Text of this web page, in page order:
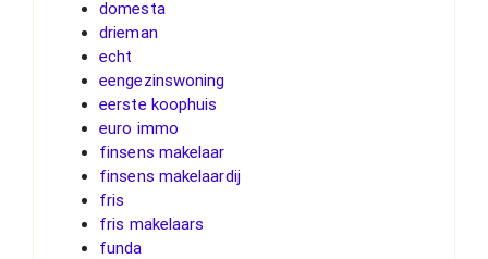
domesta
drieman
echt
eengezinswoning
eerste koophuis
euro immo
finsens makelaar
finsens makelaardij
fris
fris makelaars
funda